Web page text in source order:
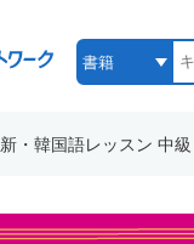
新・韓国語レッスン 中級